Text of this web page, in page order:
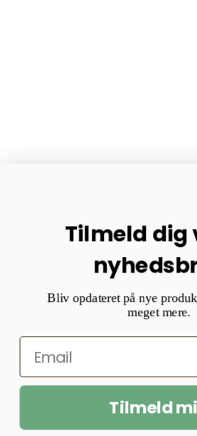
Tilmeld dig
Bliv opdateret på nye
meget mere.
Tilmeld